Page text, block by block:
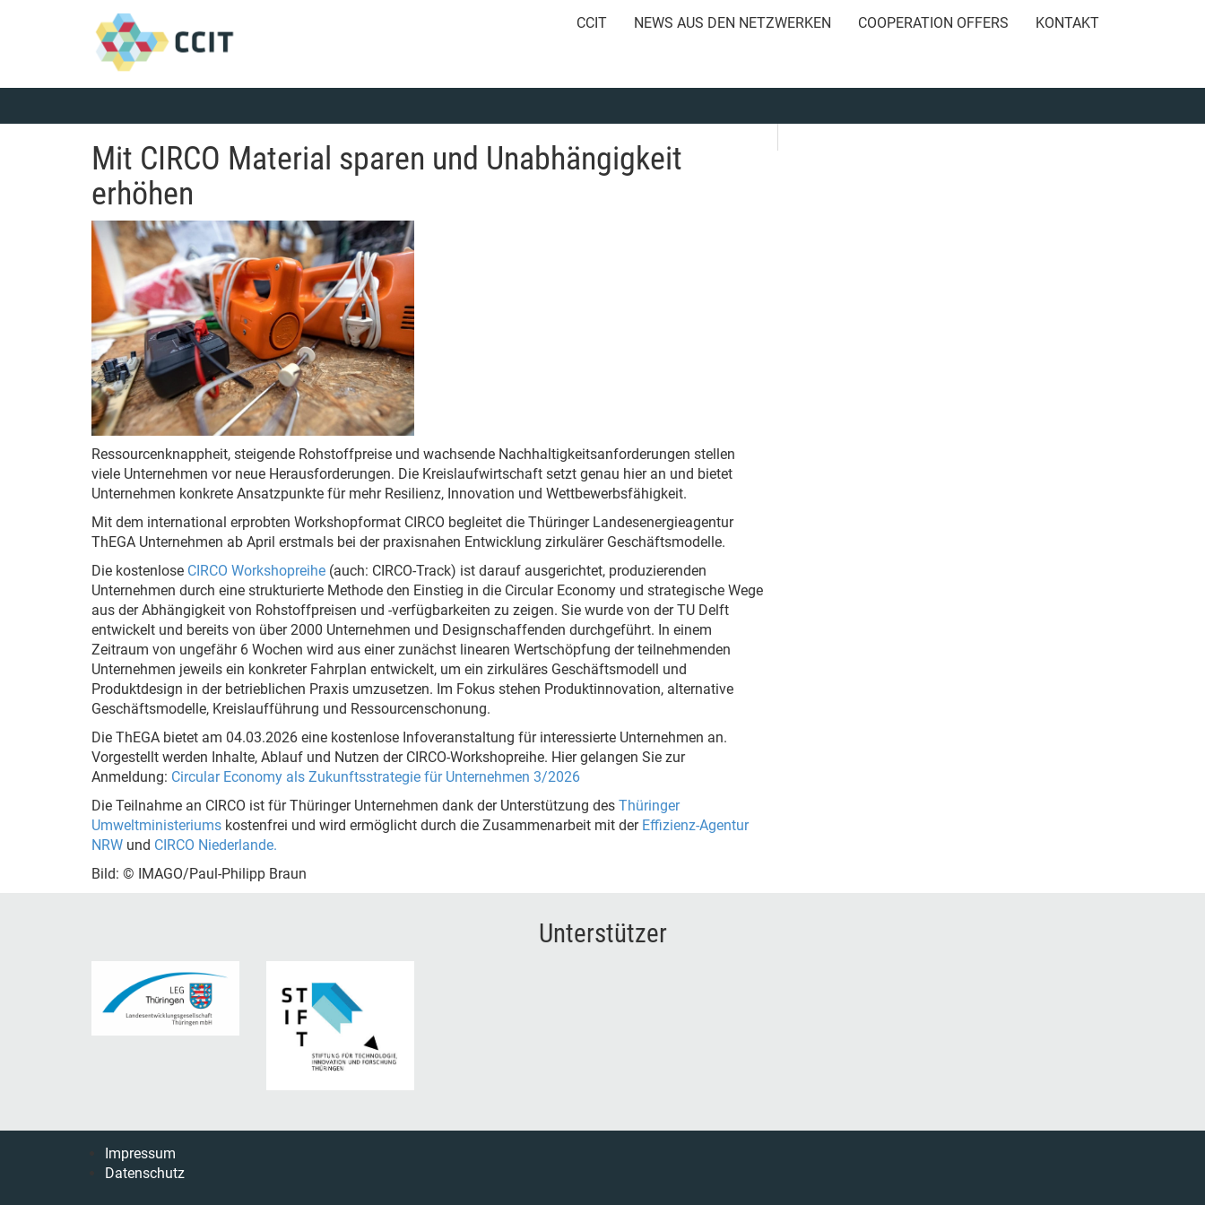
CCIT NEWS AUS DEN NETZWERKEN COOPERATION OFFERS KONTAKT
Mit CIRCO Material sparen und Unabhängigkeit
erhöhen
Ressourcenknappheit, steigende Rohstoffpreise und wachsende Nachhaltigkeitsanforderungen stellen
viele Unternehmen vor neue Herausforderungen. Die Kreislaufwirtschaft setzt genau hier an und bietet
Unternehmen konkrete Ansatzpunkte für mehr Resilienz, Innovation und Wettbewerbsfähigkeit.
Mit dem international erprobten Workshopformat CIRCO begleitet die Thüringer Landesenergieagentur
ThEGA Unternehmen ab April erstmals bei der praxisnahen Entwicklung zirkulärer Geschäftsmodelle.
Die kostenlose CIRCO Workshopreihe (auch: CIRCO-Track) ist darauf ausgerichtet, produzierenden
Unternehmen durch eine strukturierte Methode den Einstieg in die Circular Economy und strategische Wege
aus der Abhängigkeit von Rohstoffpreisen und -verfügbarkeiten zu zeigen. Sie wurde von der TU Delft
entwickelt und bereits von über 2000 Unternehmen und Designschaffenden durchgeführt. In einem
Zeitraum von ungefähr 6 Wochen wird aus einer zunächst linearen Wertschöpfung der teilnehmenden
Unternehmen jeweils ein konkreter Fahrplan entwickelt, um ein zirkuläres Geschäftsmodell und
Produktdesign in der betrieblichen Praxis umzusetzen. Im Fokus stehen Produktinnovation, alternative
Geschäftsmodelle, Kreislaufführung und Ressourcenschonung.
Die ThEGA bietet am 04.03.2026 eine kostenlose Infoveranstaltung für interessierte Unternehmen an.
Vorgestellt werden Inhalte, Ablauf und Nutzen der CIRCO-Workshopreihe. Hier gelangen Sie zur
Anmeldung: Circular Economy als Zukunftsstrategie für Unternehmen 3/2026
Die Teilnahme an CIRCO ist für Thüringer Unternehmen dank der Unterstützung des Thüringer
Umweltministeriums kostenfrei und wird ermöglicht durch die Zusammenarbeit mit der Effizienz-Agentur
NRW und CIRCO Niederlande.
Bild: © IMAGO/Paul-Philipp Braun
Unterstützer
Impressum
Datenschutz